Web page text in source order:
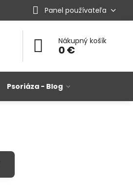
Panel používateľa
Nákupný košík
0 €
Psoriáza - Blog